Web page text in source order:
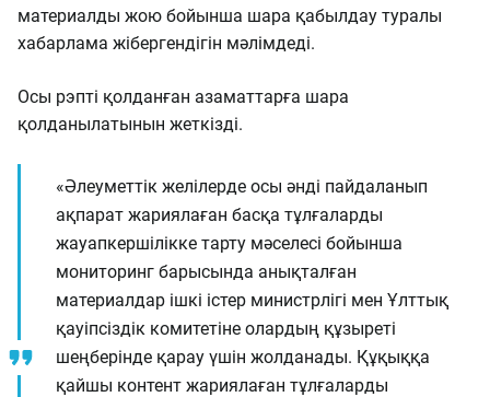
материалды жою бойынша шара қабылдау туралы
хабарлама жібергендігін мәлімдеді.
Осы рэпті қолданған азаматтарға шара
қолданылатынын жеткізді.
«Әлеуметтік желілерде осы әнді пайдаланып
ақпарат жариялаған басқа тұлғаларды
жауапкершілікке тарту мәселесі бойынша
мониторинг барысында анықталған
материалдар ішкі істер министрлігі мен Ұлттық
қауіпсіздік комитетіне олардың құзыреті
шеңберінде қарау үшін жолданады. Құқыққа
қайшы контент жариялаған тұлғаларды